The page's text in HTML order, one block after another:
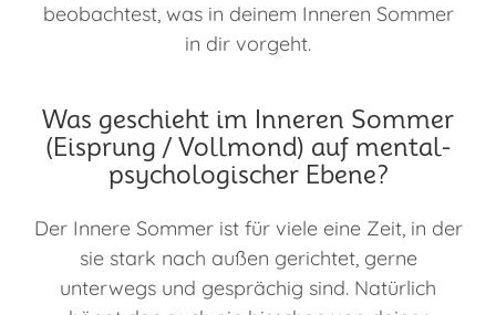
beobachtest, was in deinem Inneren Sommer
in dir vorgeht.
Was geschieht im Inneren Sommer
(Eisprung / Vollmond) auf mental-
psychologischer Ebene?
Der Innere Sommer ist für viele eine Zeit, in der
sie stark nach außen gerichtet, gerne
unterwegs und gesprächig sind. Natürlich